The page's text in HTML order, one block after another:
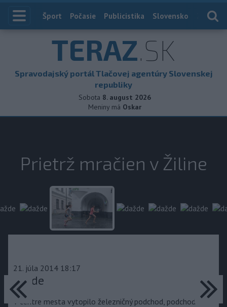
Index
Šport Počasie Publicistika Slovensko
TERAZ.SK
Spravodajský portál Tlačovej agentúry Slovenskej
republiky
Sobota 8. august 2026
Meniny má Oskar
Prietrž mračien v Žiline
21. júla 2014 18:17
dažde
V centre mesta vytopilo železničný podchod, podchod
predchádzajúce